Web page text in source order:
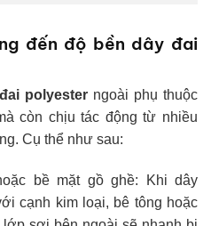
đến độ bền dây đai
polyester ngoài phụ thuộc
còn chịu tác động từ nhiều
Cụ thể như sau:
bề mặt gồ ghề: Khi dây
cạnh kim loại, bê tông hoặc